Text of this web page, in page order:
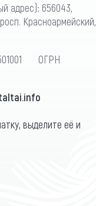
адрес): 656043,
Красноармейский,
ОГРН
выделите её и